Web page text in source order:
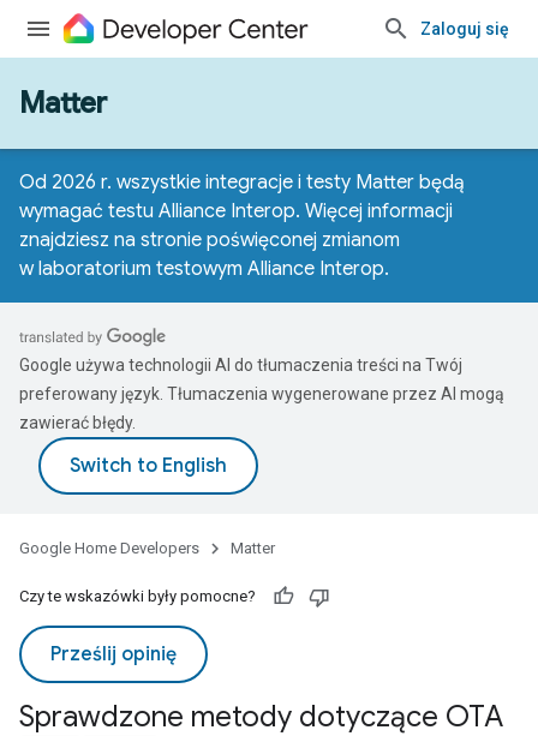
Zaloguj się
Matter
Od 2026 r. wszystkie integracje i testy Matter będą
wymagać testu Alliance Interop. Więcej informacji
znajdziesz na stronie poświęconej zmianom
w laboratorium testowym Alliance Interop.
Google używa technologii AI do tłumaczenia treści na Twój
preferowany język. Tłumaczenia wygenerowane przez AI mogą
zawierać błędy.
Google Home Developers Matter
Czy te wskazówki były pomocne?
Prześlij opinię
Sprawdzone metody dotyczące OTA